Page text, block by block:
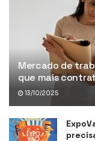
Mercado de
que mais
13/10/2025